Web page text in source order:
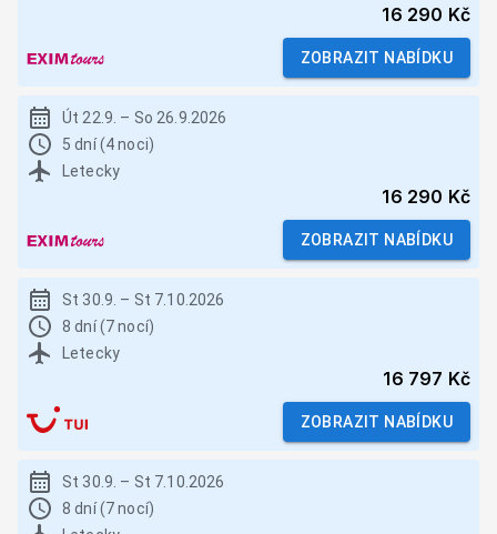
16 290 Kč
ZOBRAZIT NABÍDKU
Út 22.9. – So 26.9.2026
5 dní (4 noci)
Letecky
16 290 Kč
ZOBRAZIT NABÍDKU
St 30.9. – St 7.10.2026
8 dní (7 nocí)
Letecky
16 797 Kč
ZOBRAZIT NABÍDKU
St 30.9. – St 7.10.2026
8 dní (7 nocí)